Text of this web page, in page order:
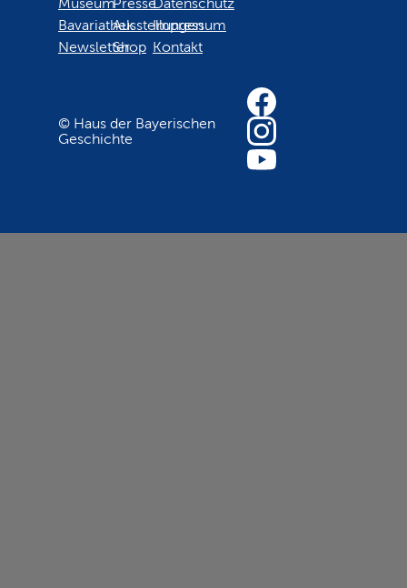
Museum
Bavariathek
Newsletter
Presse
Ausstellungen
Shop
Datenschutz
Impressum
Kontakt
© Haus der Bayerischen
Geschichte